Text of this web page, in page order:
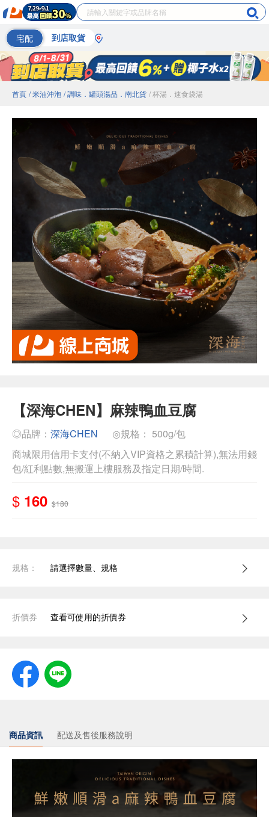
宅配 到店取貨
首頁 / 米油沖泡 / 調味．罐頭湯品．南北貨 / 杯湯．速食袋湯
【深海CHEN】麻辣鴨血豆腐
◎品牌： 深海CHEN
◎規格： 500g/包
商城限用信用卡支付(不納入VIP資格之累積計算),無法用錢
包/紅利點數,無搬運上樓服務及指定日期/時間.
$ 160 $180
規格： 請選擇數量、規格
折價券 查看可使用的折價券
商品資訊 配送及售後服務說明